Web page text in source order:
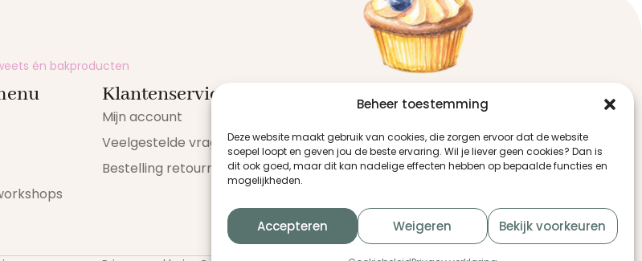
Beheer toestemming
Deze website maakt gebruik van cookies, die zorgen ervoor dat de website
soepel loopt en geven jou de beste ervaring. Wil je liever geen cookies? Dan is
dit ook goed, maar dit kan nadelige effecten hebben op bepaalde functies en
mogelijkheden.
Accepteren Weigeren Bekijk voorkeuren
én bakproducten
Klantenservice
Mijn account
Veelgestelde vragen
Bestelling retourneren
3206 JJ Spijkenisse
+31 (0) 623888081
+31 (0) 646291592
info@r-en-ptaartencupcakes.nl